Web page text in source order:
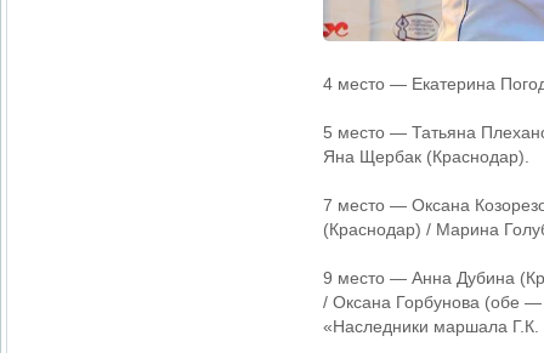
4 место — Екатерина
5 место — Татьяна
Яна Щербак (Краснодар).
7 место — Оксана
(Краснодар) / Марина
9 место — Анна Дубина
/ Оксана Горбунова (обе
«Наследники маршала